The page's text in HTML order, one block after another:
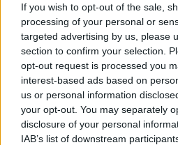
If you wish to opt-out of the sale,
processing of your personal or
targeted advertising by us, please
section to confirm your selection.
opt-out request is processed you
interest-based ads based on
us or personal information
your opt-out. You may separately
disclosure of your personal
IAB’s list of downstream
Προσθέστε το
Ολοκληρώθηκε η
που μοίραζε10,8
πρώτη κατηγορία.
Οιτυχεροί αριθμοίείναι
Τζόκερ το 3.